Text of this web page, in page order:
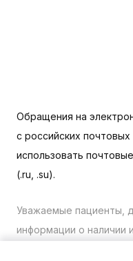
Обращения на
с российских
использовать
(.ru, .su).
Уважаемые пациенты,
информации о наличии